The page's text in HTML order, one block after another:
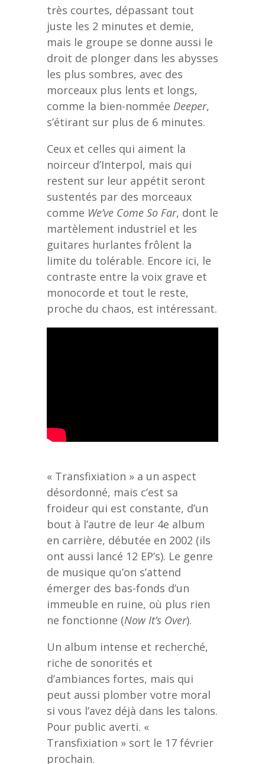
très courtes, dépassant tout
juste les 2 minutes et demie,
mais le groupe se donne aussi le
droit de plonger dans les abysses
les plus sombres, avec des
morceaux plus lents et longs,
comme la bien-nommée Deeper,
s’étirant sur plus de 6 minutes.
Ceux et celles qui aiment la
noirceur d’Interpol, mais qui
restent sur leur appétit seront
sustentés par des morceaux
comme We’ve Come So Far, dont le
martèlement industriel et les
guitares hurlantes frôlent la
limite du tolérable. Encore ici, le
contraste entre la voix grave et
monocorde et tout le reste,
proche du chaos, est intéressant.
« Transfixiation » a un aspect
désordonné, mais c’est sa
froideur qui est constante, d’un
bout à l’autre de leur 4e album
en carrière, débutée en 2002 (ils
ont aussi lancé 12 EP’s). Le genre
de musique qu’on s’attend
émerger des bas-fonds d’un
immeuble en ruine, où plus rien
ne fonctionne (Now It’s Over).
Un album intense et recherché,
riche de sonorités et
d’ambiances fortes, mais qui
peut aussi plomber votre moral
si vous l’avez déjà dans les talons.
Pour public averti. «
Transfixiation » sort le 17 février
prochain.